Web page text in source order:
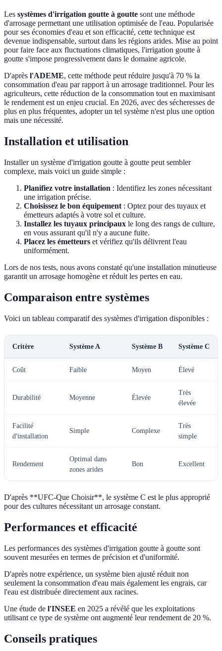
Les systèmes d'irrigation goutte à goutte sont une méthode
d'arrosage permettant une utilisation optimisée de l'eau. Popularisée
pour ses économies d'eau et son efficacité, cette technique est
devenue indispensable, surtout dans les régions arides. Mise au point
pour faire face aux fluctuations climatiques, l'irrigation goutte à
goutte s'impose progressivement dans le domaine agricole.
D'après l'ADEME, cette méthode peut réduire jusqu'à 70 % la
consommation d'eau par rapport à un arrosage traditionnel. Pour les
agriculteurs, cette réduction de la consommation tout en maximisant
le rendement est un enjeu crucial. En 2026, avec des sécheresses de
plus en plus fréquentes, adopter un tel système n'est plus une option
mais une nécessité.
Installation et utilisation
Installer un système d'irrigation goutte à goutte peut sembler
complexe, mais voici un guide simple :
Planifiez votre installation : Identifiez les zones nécessitant
une irrigation précise.
Choisissez le bon équipement : Optez pour des tuyaux et
émetteurs adaptés à votre sol et culture.
Installez les tuyaux principaux le long des rangs de culture,
en vous assurant qu'il n'y a aucune fuite.
Placez les émetteurs et vérifiez qu'ils délivrent l'eau
uniformément.
Lors de nos tests, nous avons constaté qu'une installation minutieuse
garantit un arrosage homogène et réduit les pertes en eau.
Comparaison entre systèmes
Voici un tableau comparatif des systèmes d'irrigation disponibles :
Critère Système A Système B Système C
Coût Faible Moyen Élevé
Durabilité Moyenne Élevée
Très
élevée
Facilité
d'installation
Simple Complexe
Très
simple
Rendement
Optimal dans
zones arides
Bon Excellent
D'après **UFC-Que Choisir**, le système C est le plus approprié
pour des cultures nécessitant un arrosage constant.
Performances et efficacité
Les performances des systèmes d'irrigation goutte à goutte sont
souvent mesurées en termes de précision et d'uniformité.
D'après notre expérience, un système bien ajusté réduit non
seulement la consommation d'eau mais également les engrais, car
l'eau est distribuée directement aux racines.
Une étude de l'INSEE en 2025 a révélé que les exploitations
utilisant ce type de système ont augmenté leur rendement de 20 %.
Conseils pratiques